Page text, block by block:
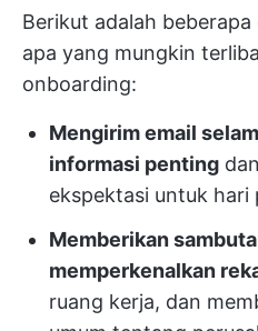
Berikut adalah
apa yang mungkin
onboarding:
Mengirim email
informasi penting
ekspektasi untuk hari
Memberikan
memperkenalkan
ruang kerja, dan